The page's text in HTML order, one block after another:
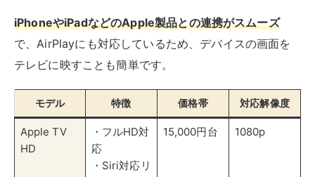
4K（第2世
代）
対応
・A12
プ搭載
Apple TV
4K（第3世
代）
・最新プロ
セッサ搭載
・
HDR10+対
応
25,000円台 4K HDR